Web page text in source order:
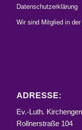
Datenschutzerklärung
Wir sind Mitglied in
ADRESSE:
Ev.-Luth.
Rollnerstraße 104